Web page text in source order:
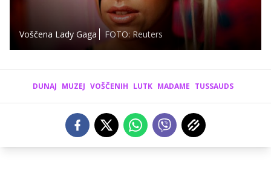
Voščena Lady Gaga FOTO: Reuters
DUNAJ MUZEJ VOŠČENIH LUTK MADAME TUSSAUDS